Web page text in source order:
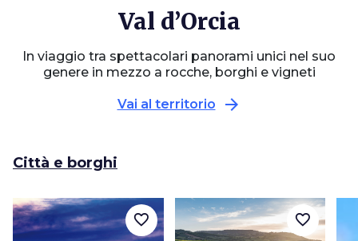
Val d’Orcia
In viaggio tra spettacolari panorami unici nel suo
genere in mezzo a rocche, borghi e vigneti
Vai al territorio arrow_forward
Città e borghi
favorite_border favorite_border